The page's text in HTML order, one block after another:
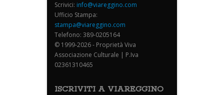
Scrivici: info@viareggino.com
Ufficio Stampa:
stampa@viareggino.com
Telefono: 389-0205164
© 1999-2026 - Proprietà Viva
Associazione Culturale | P.Iva
02361310465
ISCRIVITI A VIAREGGINO